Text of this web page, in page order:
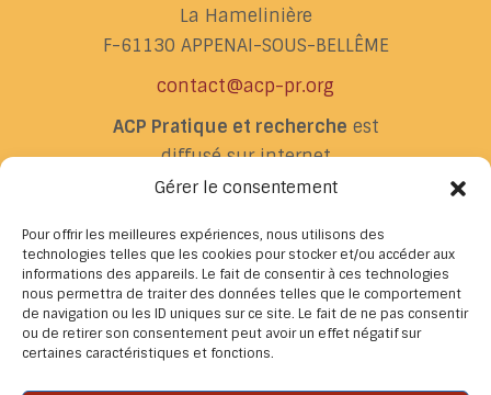
Gérer le consentement
Pour offrir les meilleures expériences, nous utilisons des
technologies telles que les cookies pour stocker et/ou accéder aux
informations des appareils. Le fait de consentir à ces technologies
nous permettra de traiter des données telles que le comportement
de navigation ou les ID uniques sur ce site. Le fait de ne pas consentir
ou de retirer son consentement peut avoir un effet négatif sur
certaines caractéristiques et fonctions.
La Hamelinière
F-61130 APPENAI-SOUS-BELLÊME
contact@acp-pr.org
ACP Pratique et recherche est
diffusé sur internet
par cairn.info,
humaines et sociales
Conditions générales de vente–
Mentions légales–Politique de
confidentialité